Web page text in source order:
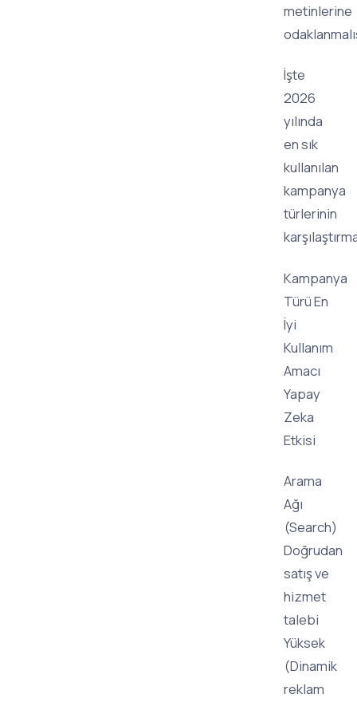
metinlerine
İşte
2026
yılında
en sık
kullanılan
kampanya
türlerinin
Kampanya
Türü En
İyi
Kullanım
Amacı
Yapay
Zeka
Etkisi
Arama
Ağı
(Search)
Doğrudan
satış ve
hizmet
talebi
Yüksek
(Dinamik
reklam